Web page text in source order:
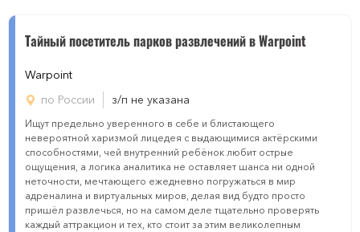
Тайный посетитель парков развлечений в Warpoint
Warpoint
по России
з/п не указана
Ищут предельно уверенного в себе и блистающего
невероятной харизмой лицедея с выдающимися актёрскими
способностями, чей внутренний ребёнок любит острые
ощущения, а логика аналитика не оставляет шанса ни одной
неточности, мечтающего ежедневно погружаться в мир
адреналина и виртуальных миров, делая вид будто просто
пришёл развлечься, но на самом деле тщательно проверять
каждый аттракцион и тех, кто стоит за этим великолепным